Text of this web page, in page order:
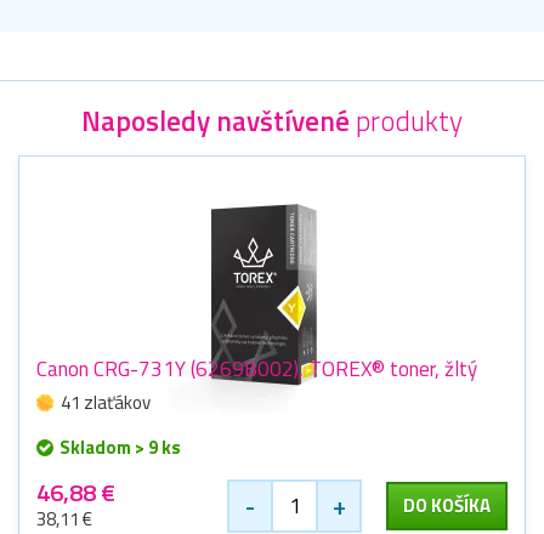
Naposledy navštívené produkty
Canon CRG-731Y (6269B002), TOREX® toner, žltý
41 zlaťákov
Skladom > 9 ks
46,88 €
38,11 € - + DO KOŠÍKA